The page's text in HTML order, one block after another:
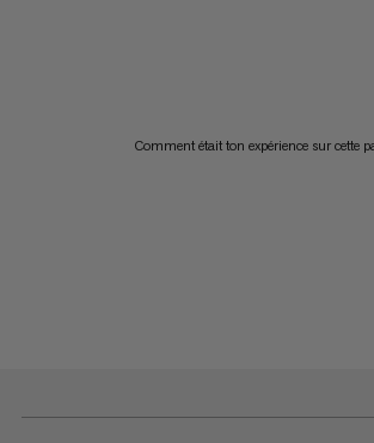
Comment était ton expérience sur cette